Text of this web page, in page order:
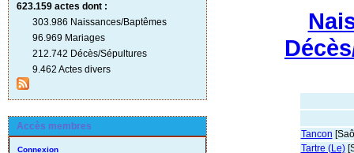
623.159 actes dont :
303.986 Naissances/Baptêmes
96.969 Mariages
212.742 Décès/Sépultures
9.462 Actes divers
Accès membres
Connexion
Tancon
Tartre (Le)